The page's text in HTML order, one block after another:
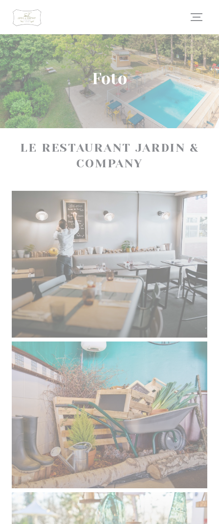
Foto
LE RESTAURANT JARDIN &
COMPANY